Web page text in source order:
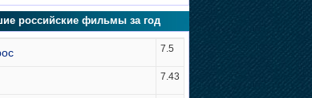
российские фильмы за год
7.5
7.43